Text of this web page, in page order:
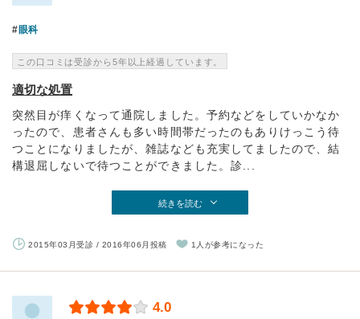
眼科
この口コミは受診から5年以上経過しています。
適切な処置
突然目が痒くなって通院しました。予約などをしていかなか
ったので、患者さんも多い時間帯だったのもありけっこう待
つことになりましたが、雑誌なども充実してましたので、結
構退屈しないで待つことができました。診...
続きを読む
2015年03月受診 / 2016年06月投稿 1人が参考になった
4.0